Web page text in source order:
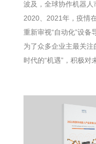
波及，全球协作机器人
2020、2021年，疫情
重新审视“自动化”设备
为了众多企业主最关
时代的“机遇”，积极对